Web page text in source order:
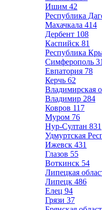
Ишим 42
Республика
Махачкала 414
Дербент 108
Каспийск 81
Республика
Симферополь
Евпатория 78
Керчь 62
Владимирская
Владимир 284
Ковров 117
Муром 76
Нур-Султан 831
Удмуртская
Ижевск 431
Глазов 55
Воткинск 54
Липецкая
Липецк 486
Елец 94
Грязи 37